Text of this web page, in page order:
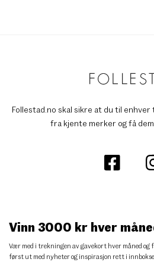
Follestad.no skal sikre at du til
fra kjente merker og få
Vinn 3000 kr hver
Vær med i trekningen av gavekort hver måned og
først ut med nyheter og inspirasjon rett i